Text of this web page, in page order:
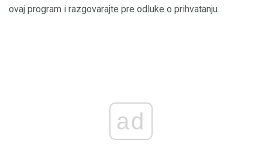
ovaj program i razgovarajte pre odluke o prihvatanju.
ad